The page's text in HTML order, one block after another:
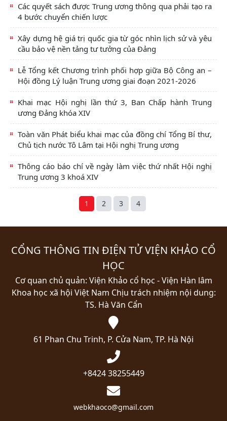
Các quyết sách được Trung ương thông qua phải tạo ra
4 bước chuyển chiến lược
Xây dựng hệ giá trị quốc gia từ góc nhìn lịch sử và yêu
cầu bảo vệ nền tảng tư tưởng của Đảng
Lễ Tổng kết Chương trình phối hợp giữa Bộ Công an –
Hội đồng Lý luận Trung ương giai đoạn 2021-2026
Khai mạc Hội nghị lần thứ 3, Ban Chấp hành Trung
ương Đảng khóa XIV
Toàn văn Phát biểu khai mạc của đồng chí Tổng Bí thư,
Chủ tịch nước Tô Lâm tại Hội nghị Trung ương
Thông cáo báo chí về ngày làm việc thứ nhất Hội nghị
Trung ương 3 khoá XIV
1 2 3 4
CỔNG THÔNG TIN ĐIỆN TỬ VIỆN KHẢO CỔ
HỌC
Cơ quan chủ quản: Viện Khảo cổ học - Viện Hàn lâm
Khoa học xã hội Việt Nam Chịu trách nhiệm nội dung:
TS. Hà Văn Cẩn
61 Phan Chu Trinh, P. Cửa Nam, TP. Hà Nội
+8424 38255449
webkhaoco@gmail.com